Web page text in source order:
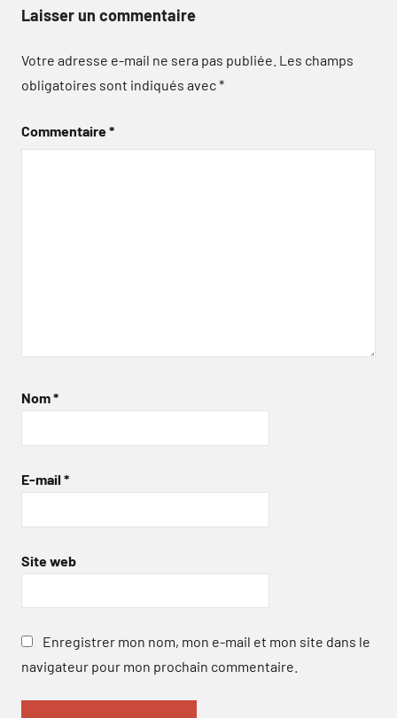
Laisser un commentaire
Votre adresse e-mail ne sera pas publiée. Les champs
obligatoires sont indiqués avec*
Commentaire*
Nom*
E-mail *
Site web
Enregistrer mon nom, mon e-mail et mon site dans le
navigateur pour mon prochain commentaire.